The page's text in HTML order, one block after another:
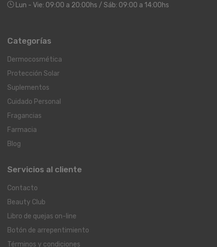
Lun - Vie: 09:00 a 20:00hs / Sáb: 09:00 a 14:00hs
Categorías
Dermocosmética
Protección Solar
Suplementos
Cuidado Personal
Fragancias
Farmacia
Blog
Servicios al cliente
Contacto
Beauty Club
Libro de quejas on-line
Botón de arrepentimiento
Términos y condiciones